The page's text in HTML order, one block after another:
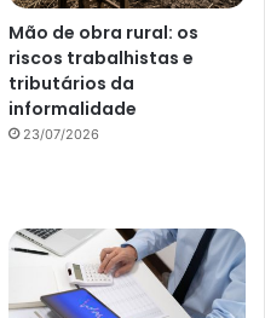
Mão de obra rural: os
riscos trabalhistas e
tributários da
informalidade
23/07/2026